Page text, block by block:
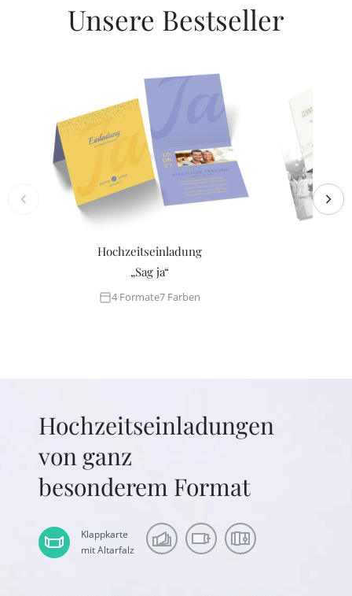
Unsere Bestseller
Hochzeitseinladung
„Sag ja“
4 Formate7 Farben
Hochzeitseinladungen
von ganz
besonderem Format
Klappkarte
mit Altarfalz